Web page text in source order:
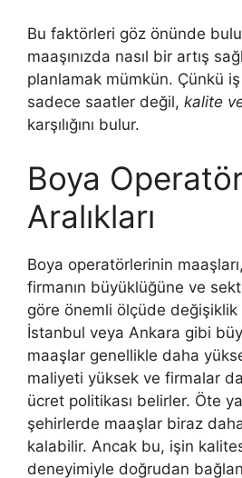
Bu faktörleri göz önünde
maaşınızda nasıl bir artış
planlamak mümkün. Çünkü
sadece saatler değil, kalite
karşılığını bulur.
Boya
Aralıkları
Boya operatörlerinin
firmanın büyüklüğüne ve
göre önemli ölçüde
İstanbul veya Ankara gibi
maaşlar genellikle daha
maliyeti yüksek ve firmalar
ücret politikası belirler. Öte
şehirlerde maaşlar biraz
kalabilir. Ancak bu, işin
deneyimiyle doğrudan